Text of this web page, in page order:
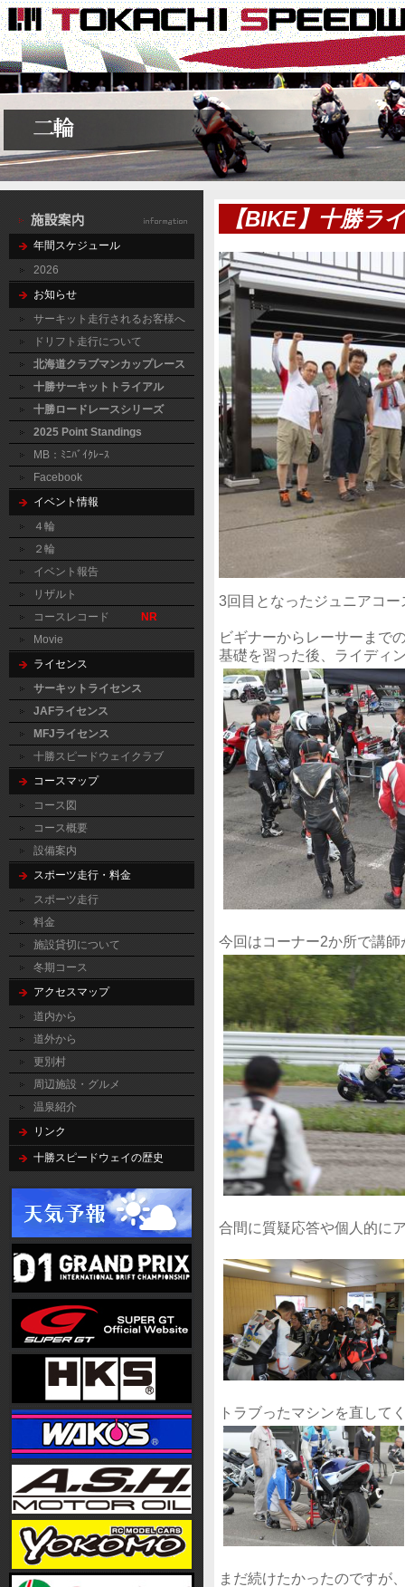
年間スケジュール
2026
お知らせ
サーキット走行されるお客様へ
ドリフト走行について
北海道クラブマンカップレース
十勝サーキットトライアル
十勝ロードレースシリーズ
2025 Point Standings
MB：ﾐﾆﾊﾞｲｸﾚｰｽ
Facebook
イベント情報
４輪
２輪
イベント報告
リザルト
コースレコード
NR
Movie
ライセンス
サーキットライセンス
JAFライセンス
MFJライセンス
十勝スピードウェイクラブ
コースマップ
コース図
コース概要
設備案内
スポーツ走行・料金
スポーツ走行
料金
施設貸切について
冬期コース
アクセスマップ
道内から
道外から
更別村
周辺施設・グルメ
温泉紹介
リンク
十勝スピードウェイの歴史
【BIKE】十勝ラ
3回目となったジュニアコ
ビギナーからレーサーまで
基礎を習った後、ライディ
今回はコーナー2か所で講
合間に質疑応答や個人的に
トラブったマシンを直して
まだ続けたかったのですが